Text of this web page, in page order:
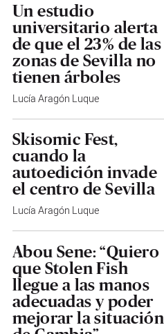
Un estudio
universitario alerta
de que el 23% de las
zonas de Sevilla no
tienen árboles
Lucía Aragón Luque
Skisomic Fest,
cuando la
autoedición invade
el centro de Sevilla
Lucía Aragón Luque
Abou Sene: “Quiero
que Stolen Fish
llegue a las manos
adecuadas y poder
mejorar la situación